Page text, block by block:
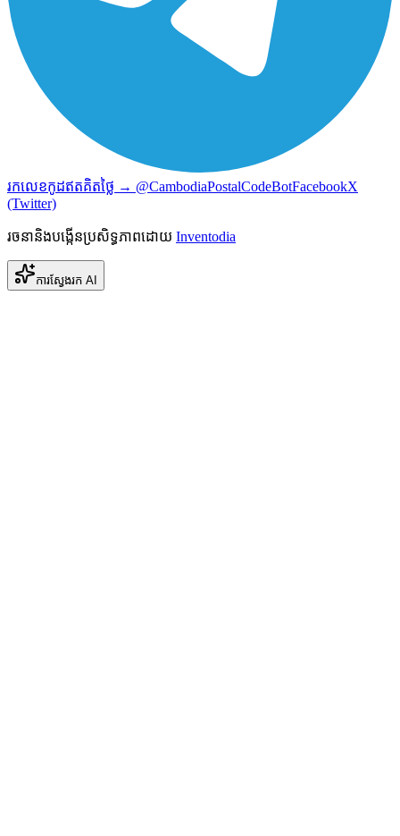
រកលេខកូដឥតគិតថ្លៃ → @CambodiaPostalCodeBotFacebookX
(Twitter)
រចនានិងបង្កើនប្រសិទ្ធភាពដោយ Inventodia
ការស្វែងរក AI